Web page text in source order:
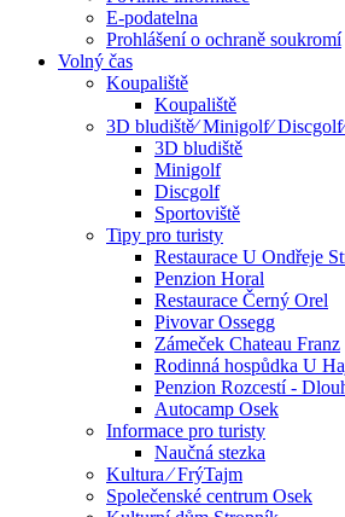
E-podatelna
Prohlášení o ochraně soukromí
Volný čas
Koupaliště
Koupaliště
3D bludiště⁄ Minigolf⁄
3D bludiště
Minigolf
Discgolf
Sportoviště
Tipy pro turisty
Restaurace U Ondřeje
Penzion Horal
Restaurace Černý Orel
Pivovar Ossegg
Zámeček Chateau Franz
Rodinná hospůdka U
Penzion Rozcestí -
Autocamp Osek
Informace pro turisty
Naučná stezka
Kultura ⁄ FrýTajm
Společenské centrum Osek